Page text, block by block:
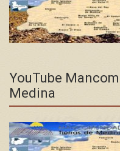
YouTube
Medina